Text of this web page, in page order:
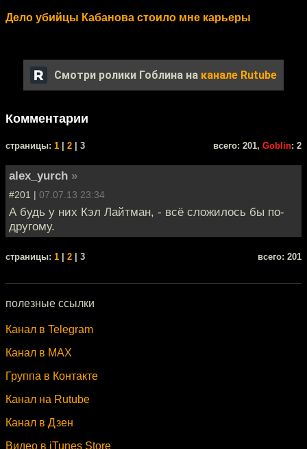
Дело убийцы Кабанова стоило мне карьеры
Смотри ролики Гоблина на канале Rutube
Комментарии
cтраницы: 1 2 | 3 всего: 201, Goblin: 2
alex_yurch »
#201 | 07.07.13 23:34
А будь у них Кэл Лайтман, - всё сложилось бы по-
другому.
cтраницы: 1 2 | 3 всего: 201
полезные ссылки
Канал в Telegram
Канал в MAX
Группа в Контакте
Канал на Rutube
Канал в Дзен
Видео в iTunes Store